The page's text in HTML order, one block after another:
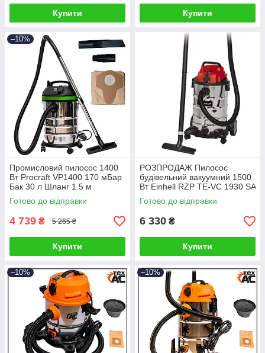
Купити Купити
–10%
Промисловий пилосос 1400
Вт Procraft VP1400 170 мБар
Бак 30 л Шланг 1.5 м
Готово до відправки
4 739 ₴ 5 265 ₴
Купити
РОЗПРОДАЖ Пилосос
будівельний вакуумний 1500
Вт Einhell RZP TE-VC 1930 SA
190 мБар Бак 30 л Шланг 2,5
м ПОШКОДЖЕНЕ
Готово до відправки
6 330 ₴
Купити
–10% –10%